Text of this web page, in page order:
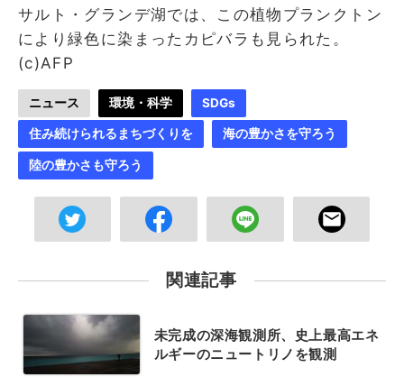
サルト・グランデ湖では、この植物プランクトン
により緑色に染まったカピバラも見られた。
(c)AFP
ニュース 環境・科学 SDGs
住み続けられるまちづくりを 海の豊かさを守ろう
陸の豊かさも守ろう
関連記事
未完成の深海観測所、史上最高エネ
ルギーのニュートリノを観測